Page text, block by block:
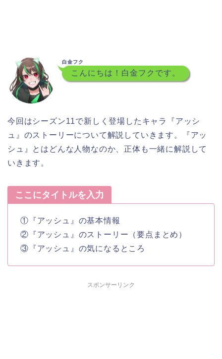
白金フク
こんにちは！白金フクです。
今回はシーズン11で新しく登場したキャラ『アッシ
ュ』のストーリーについて解説していきます。『アッ
シュ』とはどんな人物なのか、正体も一緒に解説して
いきます。
ここにタイトルを入力
①『アッシュ』の基本情報
②『アッシュ』のストーリー（要点まとめ）
③『アッシュ』の気になるところ
スポンサーリンク